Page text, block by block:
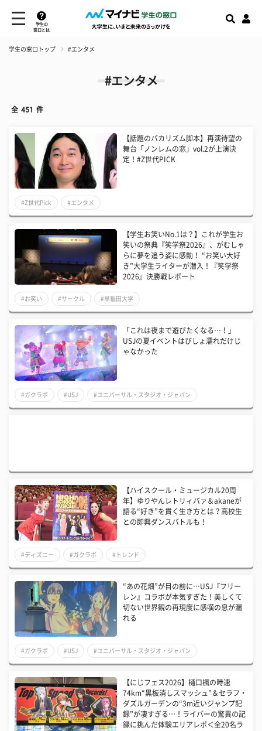
学生の
窓口とは
学生の窓口トップ #エンタメ
#エンタメ
全 451 件
【話題のバカリズム脚本】再演待望の
舞台「ノンレムの窓」vol.2が上演決
定！#Z世代PICK
#Z世代Pick #エンタメ
【学生お笑いNo.1は？】これが学生お
笑いの祭典『笑学祭2026』、がむしゃ
らに夢を追う姿に感動！ “お笑い大好
き”大学生ライターが潜入！『笑学祭
2026』決勝戦レポート
#お笑い #サークル #早稲田大学
「これは夜まで遊びたくなる…！」
USJの夏イベントはびしょ濡れだけじ
ゃなかった
#ガクラボ #USJ #ユニバーサル・スタジオ・ジャパン
【ハイスクール・ミュージカル20周
年】ゆりやんレトリィバァ＆akaneが
語る“好き”を貫く生き方とは？高校生
との即興ダンスバトルも！
#ディズニー #ガクラボ #トレンド
“あの花畑”が目の前に…USJ『フリー
レン』コラボが本気すぎた！美しくて
切ない世界観の再現度に感嘆の息が漏
れる
#ガクラボ #USJ #ユニバーサル・スタジオ・ジャパン
【にじフェス2026】樋口楓の時速
74km“黒板消しスマッシュ”＆セラフ・
ダズルガーデンの“3m近いジャンプ記
録”が凄すぎる…！ライバーの驚異の記
録に挑んだ体験エリアレポ＜全20名ラ